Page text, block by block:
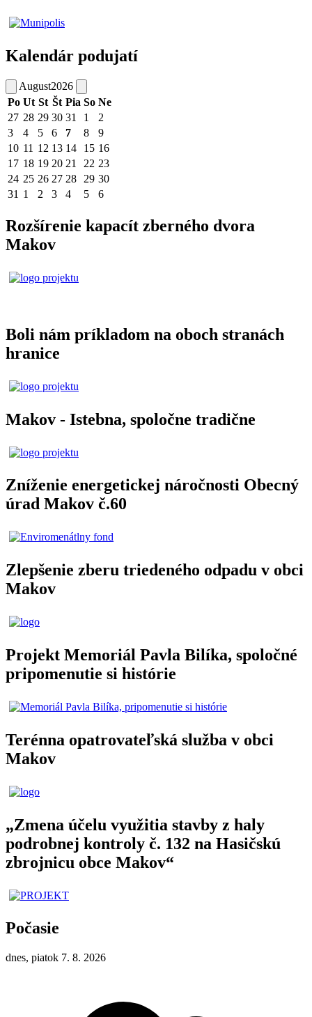
Kalendár podujatí
August2026
Po Ut St Št Pia So Ne
27 28 29 30 31 1
2
3
4 5 6 7 8
9
10 11 12 13 14 15 16
17 18 19 20 21 22 23
24 25 26 27 28 29 30
31 1 2 3 4 5 6
Rozšírenie kapacít zberného dvora
Makov
Boli nám príkladom na oboch stranách
hranice
Makov - Istebna, spoločne tradične
Zníženie energetickej náročnosti Obecný
úrad Makov č.60
Zlepšenie zberu triedeného odpadu v obci
Makov
Projekt Memoriál Pavla Bilíka, spoločné
pripomenutie si histórie
Terénna opatrovateľská služba v obci
Makov
„Zmena účelu využitia stavby z haly
podrobnej kontroly č. 132 na Hasičskú
zbrojnicu obce Makov“
Počasie
dnes, piatok 7. 8. 2026